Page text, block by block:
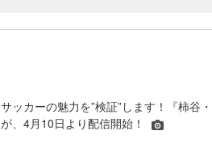
サッカーの魅力を”検証”します！『柿谷
が、4月10日より配信開始！